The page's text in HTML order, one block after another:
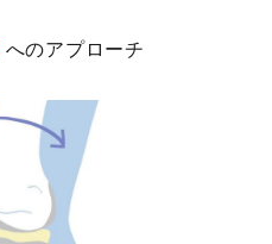
へのアプローチ